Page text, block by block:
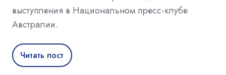
выступления в Национальном пресс-клубе
Австралии.
Читать пост